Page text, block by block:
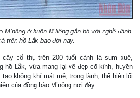
M’nông ở buôn M’liêng gắn bó với nghề đánh
trên hồ Lắk bao đời nay.
cây cổ thụ trên 200 tuổi cành lá sum xuê,
hồ Lắk, vừa mang lại vẽ đẹp cổ kính, huyền
tạo không khí mát mẻ, trong lành, thể hiện lối
của đồng bào M’nông nơi đây.